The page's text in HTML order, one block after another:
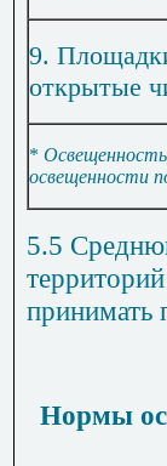
9.
открытые
*
освещенности
5.5
принимать
Нормы